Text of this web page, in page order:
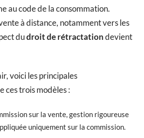
au code de la consommation.
à distance, notamment vers les
dudroit de rétractationdevient
voici les principales
ces trois modèles :
sur la vente, gestion rigoureuse
uniquement sur la commission.